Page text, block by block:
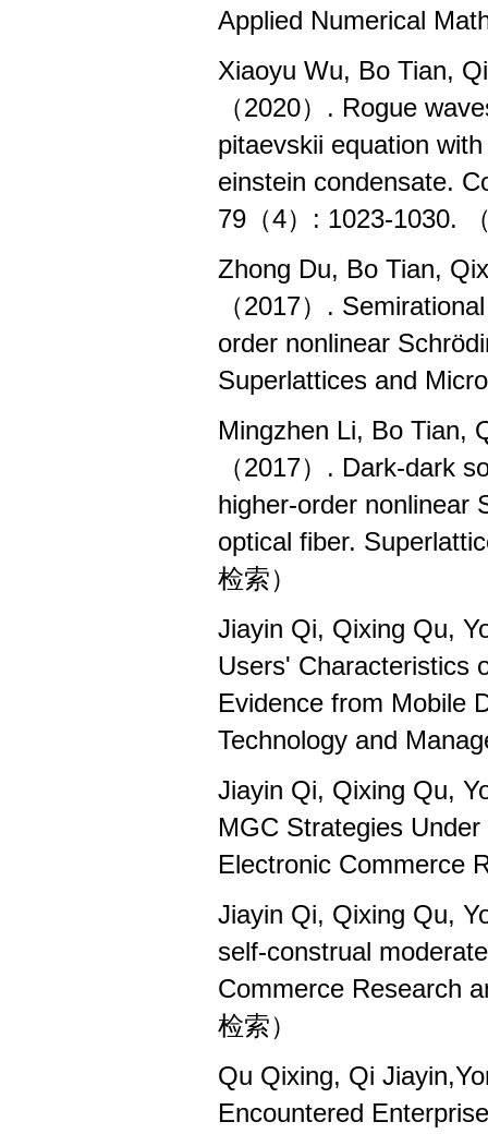
Applied Numerical
Xiaoyu Wu, Bo Tian,
（2020）. Rogue
pitaevskii equation
einstein condensate.
79（4）: 1023-1030.
Zhong Du, Bo Tian,
（2017）.
order nonlinear
Superlattices and
Mingzhen Li, Bo Tian,
（2017）. Dark-dark
higher-order nonlinear
optical fiber.
检索）
Jiayin Qi, Qixing Qu,
Users' Characteristics
Evidence from Mobile
Technology and
Jiayin Qi, Qixing Qu,
MGC Strategies
Electronic Commerce
Jiayin Qi, Qixing Qu,
self-construal
Commerce Research
检索）
Qu Qixing, Qi
Encountered